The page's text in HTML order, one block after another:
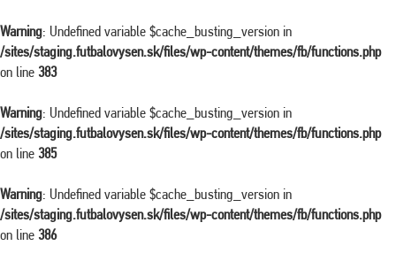
Warning: Undefined variable $cache_busting_version in
/sites/staging.futbalovysen.sk/files/wp-content/themes/fb/functions.php
on line 383
Warning: Undefined variable $cache_busting_version in
/sites/staging.futbalovysen.sk/files/wp-content/themes/fb/functions.php
on line 385
Warning: Undefined variable $cache_busting_version in
/sites/staging.futbalovysen.sk/files/wp-content/themes/fb/functions.php
on line 386